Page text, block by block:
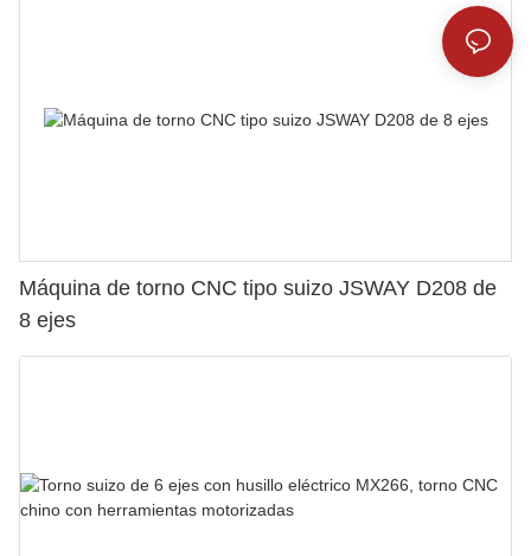
Máquina de torno CNC tipo suizo JSWAY D208 de
8 ejes